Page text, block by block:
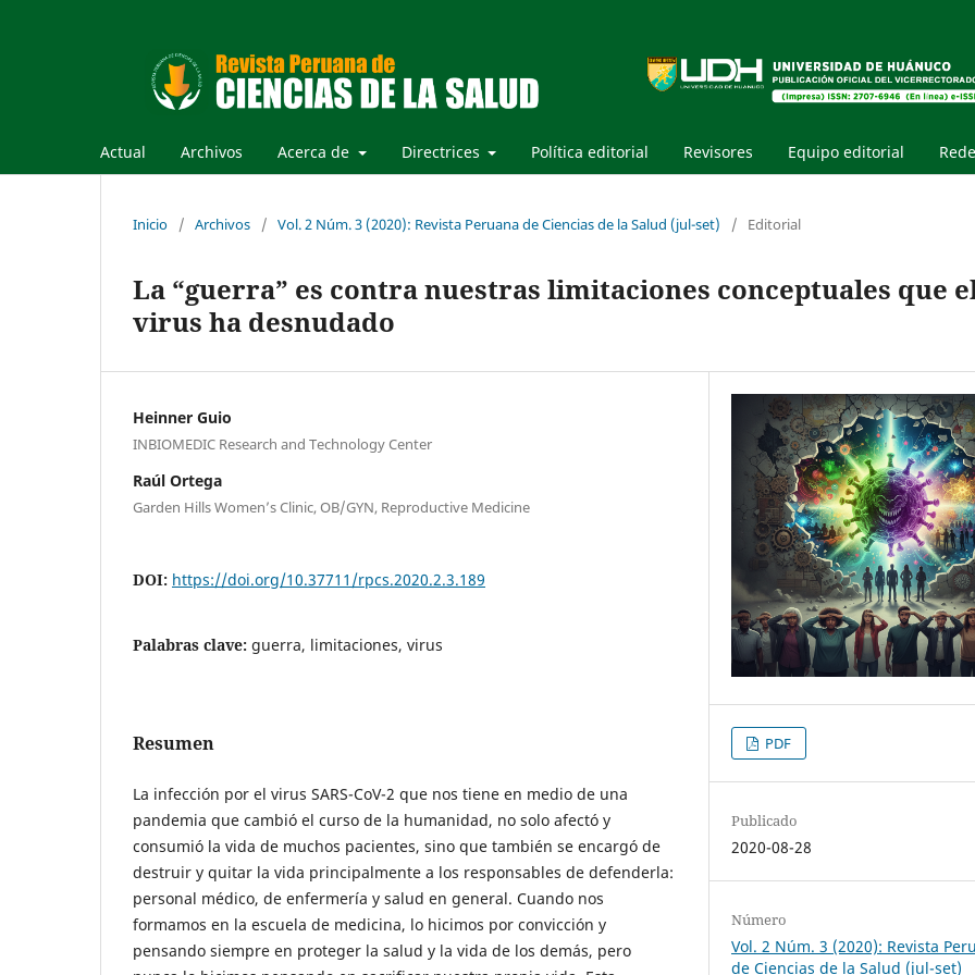
Actual Archivos Acerca de Directrices Política editorial Revisores Equipo editorial
Inicio / Archivos / Vol. 2 Núm. 3 (2020): Revista Peruana de Ciencias de la Salud (jul-set) / Editorial
La “guerra” es contra nuestras limitaciones conceptuales que
virus ha desnudado
Heinner Guio
INBIOMEDIC Research and Technology Center
Raúl Ortega
Garden Hills Women’s Clinic, OB/GYN, Reproductive Medicine
DOI: https://doi.org/10.37711/rpcs.2020.2.3.189
Palabras clave: guerra, limitaciones, virus
Resumen
La infección por el virus SARS-CoV-2 que nos tiene en medio de una
pandemia que cambió el curso de la humanidad, no solo afectó y
consumió la vida de muchos pacientes, sino que también se encargó de
destruir y quitar la vida principalmente a los responsables de defenderla:
personal médico, de enfermería y salud en general. Cuando nos
formamos en la escuela de medicina, lo hicimos por convicción y
pensando siempre en proteger la salud y la vida de los demás, pero
PDF
Publicado
2020-08-28
Número
Vol. 2 Núm. 3 (2020): Revista
de Ciencias de la Salud (jul-set)